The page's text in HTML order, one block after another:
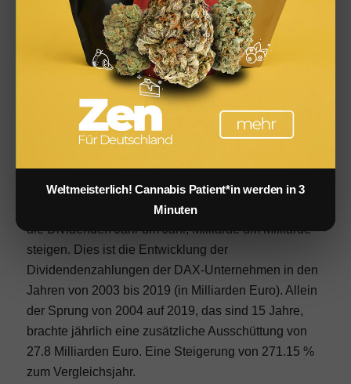
Lohnt sich der Aktien Kauf?
Wer Aktien über längere Zeit hält, der bekommt am
Geschäftsjahresende, bei entsprechenden Erfolg,
Dividenden ausgeschüttet.
271.1 % Steigerung der Dividenden
in 15 Jahren
In diesem Diagramm sieht man sehr eindrücklich, wie
die Dividenden Jahr um Jahr, Milliarde um Milliarde
steigen. Dies ist die Entwicklung der
Dividendenzahlungen der DAX-Unternehmen in den
Jahren von 2003 bis 2019 (in Milliarden Euro). Allein
der Sprung von 2004 auf 2019, das sind 15 Jahre,
brachte jährlich eine zusätzliche Ausschüttung von
27.8 Milliarden Euro. Eine Steigerung von 271.15 %
zum Vergleichsjahr.
Weltmeisterlich! Cannabis Patient*in werden in 3
Minuten